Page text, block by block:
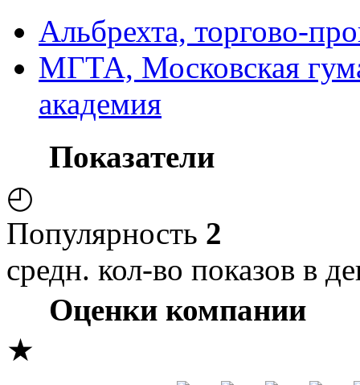
Альбрехта, торгово-
МГТА, Московская
академия
Показатели
◴
Популярность 2
средн. кол-во показов в
Оценки компании
★